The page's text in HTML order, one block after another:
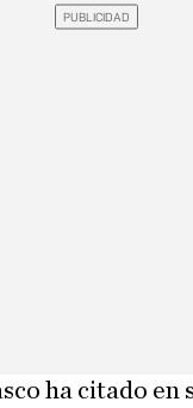
ha citado en